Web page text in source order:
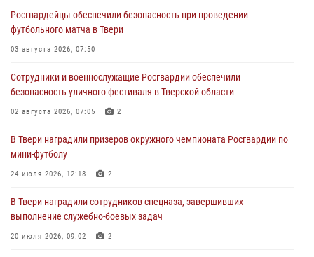
Росгвардейцы в Твери приняли участие в молебне, посвященном
Дню Крещения Руси
28 июля 2026, 11:30
Сотрудники вневедомственной охраны совершили 250 выездов и
пресекли 20 правонарушений за неделю в Тверской области
27 июля 2026, 08:29
В Твери наградили призеров окружного чемпионата Росгвардии по
мини-футболу
24 июля 2026, 12:18 2
Росгвардейцы оказали помощь водителю на дороге в городе Кашин
22 июля 2026, 08:35
Росгвардейцы обеспечили безопасность при проведении
футбольного матча в Твери
03 августа 2026, 07:50
Сотрудники и военнослужащие Росгвардии обеспечили
безопасность уличного фестиваля в Тверской области
02 августа 2026, 07:05 2
В Твери наградили призеров окружного чемпионата Росгвардии по
мини-футболу
24 июля 2026, 12:18 2
В Твери наградили сотрудников спецназа, завершивших
выполнение служебно-боевых задач
20 июля 2026, 09:02 2